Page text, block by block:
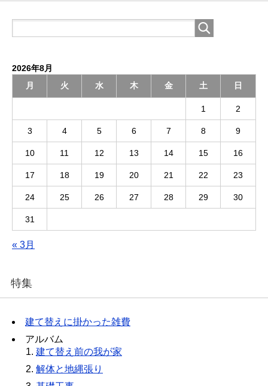
2026年8月
月
火 水 木 金 土 日
1 2
3 4 5 6 7 8 9
10 11 12 13 14 15 16
17 18 19 20 21 22 23
24 25 26 27 28 29 30
31
« 3月
特集
建て替えに掛かった雑費
アルバム
建て替え前の我が家
解体と地縄張り